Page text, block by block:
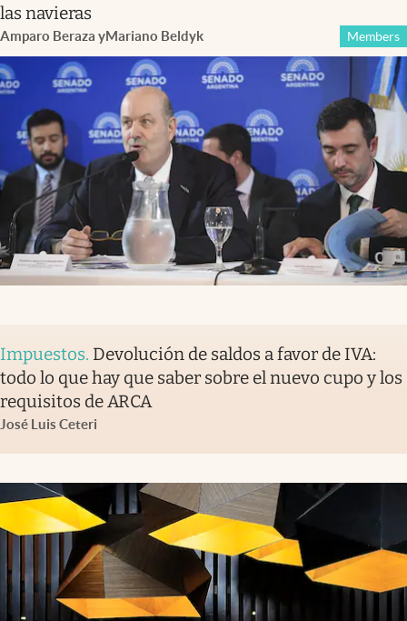
las navieras
Amparo Beraza yMariano Beldyk Members
Impuestos. Devolución de saldos a favor de IVA:
todo lo que hay que saber sobre el nuevo cupo y los
requisitos de ARCA
José Luis Ceteri